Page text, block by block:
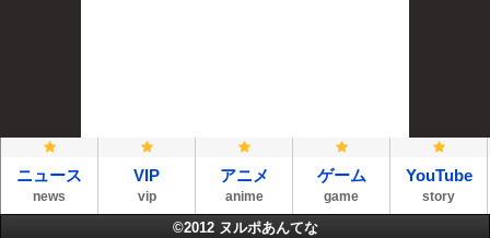
ニュース
news
VIP
vip
アニメ
anime
ゲーム
game
YouTube
story
©2012 ヌルポあんてな